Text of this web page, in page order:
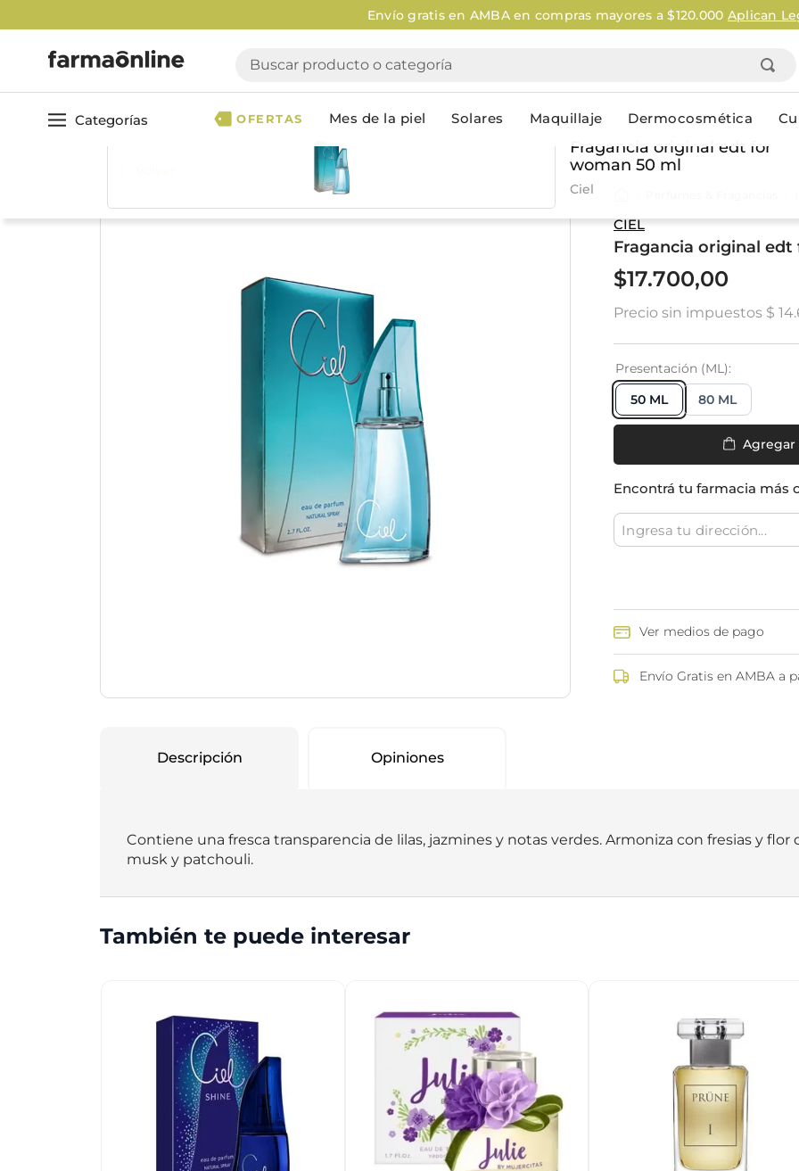
Envío gratis en AMBA en compras mayores a $120.000 Aplican
Buscar producto o categoría
Categorías
Dermocosmética
Ver todoCuidado Personal
Cuidado del Cabello
Shampoo
Tinturas & coloración
Tratamientos capilares
Cuidado de la piel Higiene
Afeitado
Productos
Higiene
Protección Femenina
Cuidado intimo
Protectores diarios
Copas menstruales
Tampones
Toallas con y sin alas
Protectores mamarios
Talcos & polvos pédicos Espacio
OFERTAS Mes de la piel Solares Maquillaje Dermocosmética
Fragancia original edt for
woman 50 ml
Ciel
CIEL
Fragancia original
$17.700,00
Precio sin impuestos $
Presentación (ML)
50 ML
80 ML
Agregar
Encontrá tu farmacia más
Ver medios de pago
Envío Gratis en AMBA a
Descripción Opiniones
Contiene una fresca transparencia de lilas, jazmines y notas verdes. Armoniza con fresias y flor
musk y patchouli.
También te puede interesar